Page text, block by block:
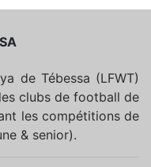
de Tébessa (LFWT)
clubs de football de
les compétitions de
& senior).